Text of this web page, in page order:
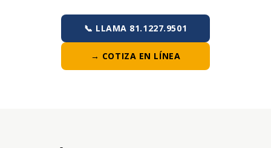
📞 LLAMA 81.1227.9501
→ COTIZA EN LÍNEA